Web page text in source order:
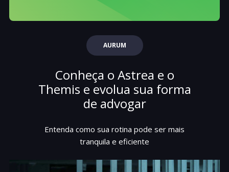
AURUM
Conheça o Astrea e o
Themis e evolua sua forma
de advogar
Entenda como sua rotina pode ser mais
tranquila e eficiente